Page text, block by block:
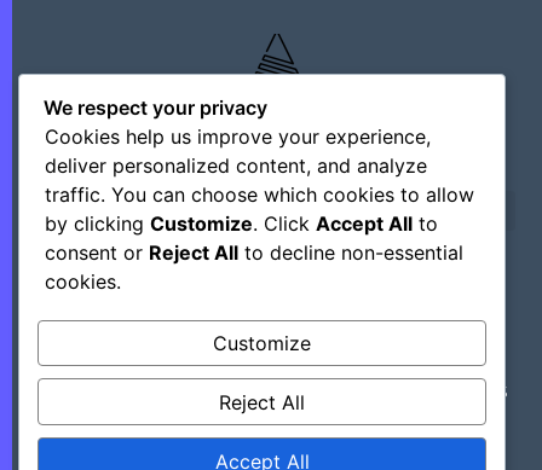
Découvrez Des Astuces, Des Hacks Et Des
Outils Régulièrement En Mettant Ce Site
Dans Vos Favoris.
We respect your privacy
Cookies help us improve your experience,
deliver personalized content, and analyze
traffic. You can choose which cookies to allow
by clicking Customize. Click Accept All to
consent or Reject All to decline non-essential
cookies.
Customize
Reject All
Accept All